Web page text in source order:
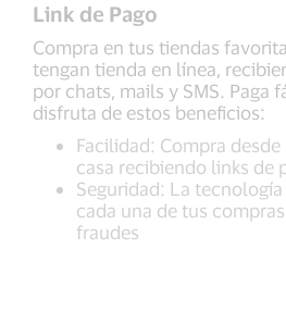
Link de Pago
Compra en tus tiendas
tengan tienda en línea,
por chats, mails y SMS. Paga
disfruta de estos beneficios:
Facilidad: Compra
casa recibiendo links de
Seguridad: La
cada una de tus
fraudes